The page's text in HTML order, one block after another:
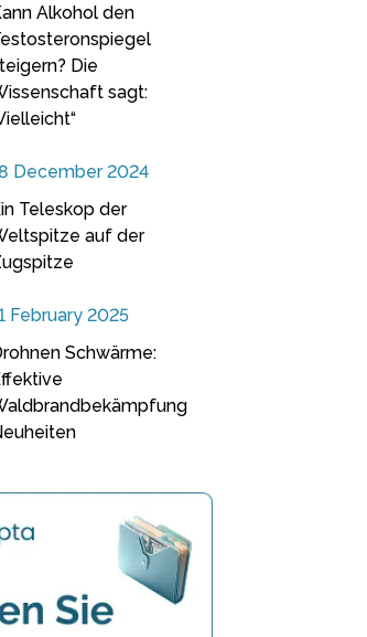
Alkohol den
Die
sagt:
December 2024
Teleskop der
auf der
February 2025
Schwärme: